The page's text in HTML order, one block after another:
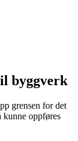
byggverk
grensen for det
kunne oppføres